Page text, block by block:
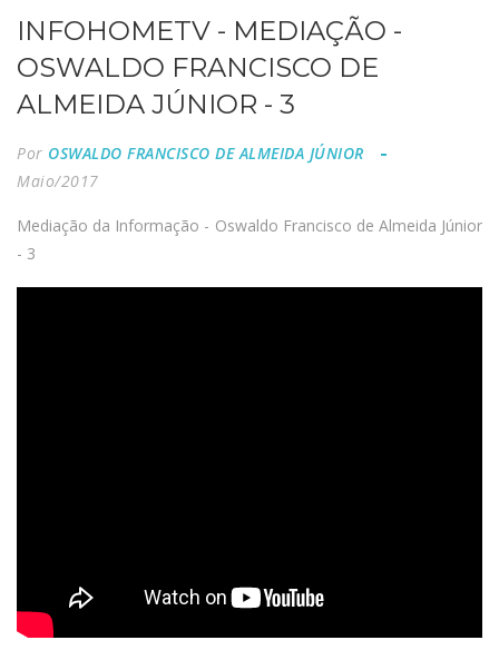
INFOHOMETV - MEDIAÇÃO -
OSWALDO FRANCISCO DE
ALMEIDA JÚNIOR - 3
Por OSWALDO FRANCISCO DE ALMEIDA JÚNIOR
Maio/2017
Mediação da Informação - Oswaldo Francisco de Almeida Júnior
- 3